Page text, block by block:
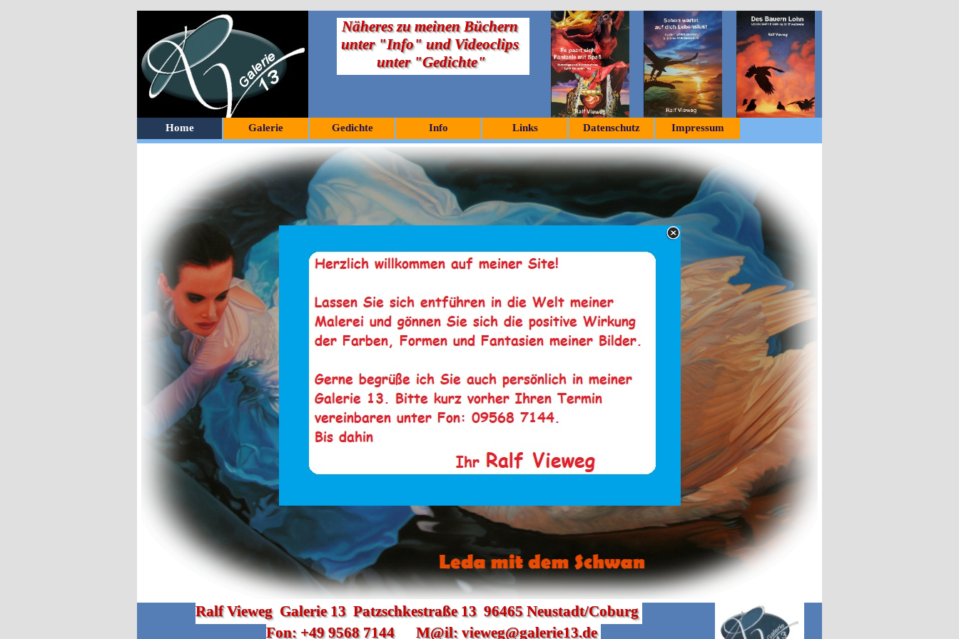
Home Galerie Gedichte Info Links Datenschutz Impressum
Näheres zu meinen Büchern
unter "Info" und Videoclips
unter "Gedichte"
Fon: +49 9568 7144      M@il: vieweg@galerie13.de
Ralf Vieweg  Galerie 13  Patzschkestraße 13  96465 Neustadt/Coburg